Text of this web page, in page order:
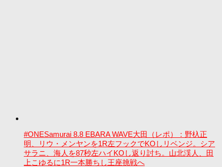
#ONESamurai 8.8 EBARA WAVE大田（レポ）：野杁正
明、リウ・メンヤンを1R左フックでKOしリベンジ。シア
サラニ、海人を87秒左ハイKOし返り討ち。山北渓人、田
上こゆるに1R一本勝ちし王座挑戦へ